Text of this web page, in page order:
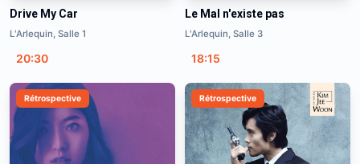
Drive My Car
L'Arlequin, Salle 1
20:30
Le Mal n'existe pas
L'Arlequin, Salle 3
18:15
Rétrospective Rétrospective